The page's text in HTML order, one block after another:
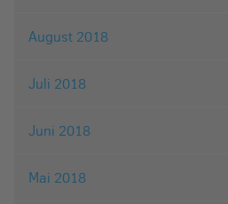
August 2018
Juli 2018
Juni 2018
Mai 2018